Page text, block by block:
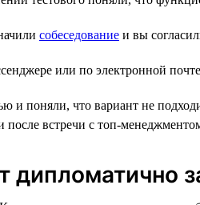
собеседование и вы
или по электронной
и поняли, что вариант не
встречи с топ-
дипломатично